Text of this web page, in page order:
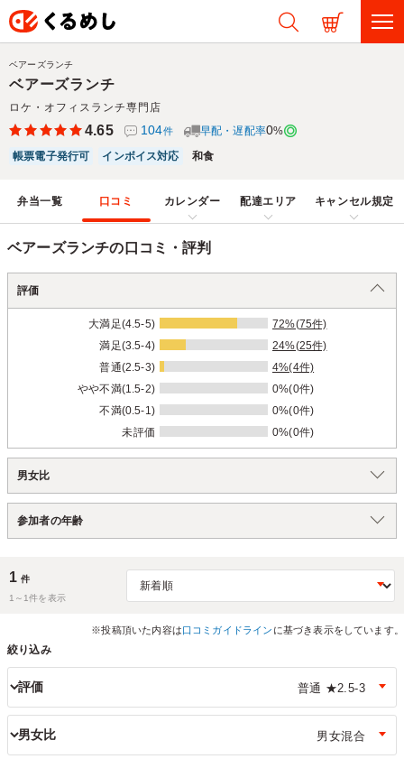
ベアーズランチ
ロケ・オフィスランチ専門店
ベアーズランチ
4.65 104件 早配・遅配率0%
帳票電子発行可
インボイス対応 和食
弁当一覧 口コミ カレンダー 配達エリア キャンセル規定
ベアーズランチの口コミ・評判
評価
大満足(4.5-5)
72%(75件)
満足(3.5-4)
24%(25件)
普通(2.5-3)
4%(4件)
やや不満(1.5-2)
0%(0件)
不満(0.5-1)
0%(0件)
未評価
0%(0件)
男女比
参加者の年齢
1 件
1～ 1件を表示
※投稿頂いた内容は口コミガイドライン に基づき表示をしています。
絞り込み
評価
男女比